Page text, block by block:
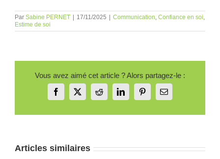
Par Sabine PERNET | 17/11/2025 | Communication Confiance en soi
Estime de soi
Vous avez aimé cet article ? Alors partagez-le :
Facebook
X RedditLinkedInPinterestEmail
Articles similaires